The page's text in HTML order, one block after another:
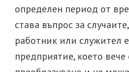
определен период от
става въпрос за
работник или служител
предприятие, което